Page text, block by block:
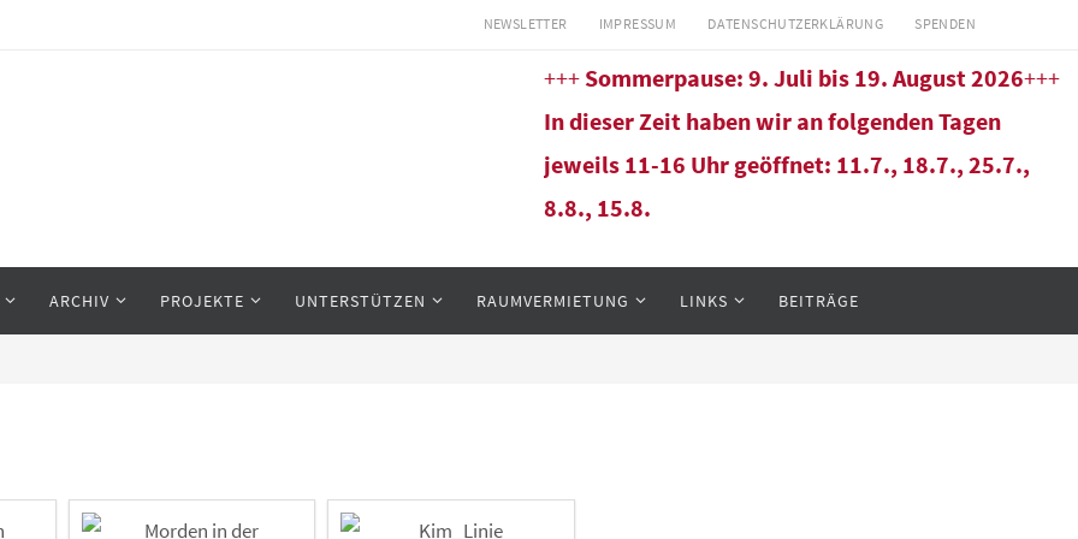
NEWSLETTER IMPRESSUM DATENSCHUTZERKLÄRUNG SPENDEN
+++ Sommerpause: 9. Juli bis 19. August 2026+++
In dieser Zeit haben wir an folgenden Tagen
jeweils 11-16 Uhr geöffnet: 11.7., 18.7., 25.7.,
8.8., 15.8.
ARCHIV PROJEKTE UNTERSTÜTZEN RAUMVERMIETUNG LINKS BEITRÄGE